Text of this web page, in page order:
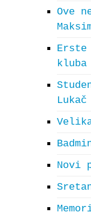
Ove
Erste
kluba
Lukač
Novi